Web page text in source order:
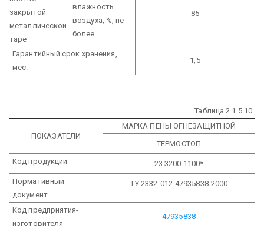
закрытой
металлической
таре
влажность
воздуха, %, не
более
85
Гарантийный срок хранения,
мес.
1,5
Таблица 2.1.5.10
ПОКАЗАТЕЛИ
МАРКА ПЕНЫ ОГНЕЗАЩИТНОЙ
ТЕРМОСТОП
Код продукции
23 3200 1100*
Нормативный
документ
ТУ 2332-012-47935838-2000
Код предприятия-
изготовителя
47935838